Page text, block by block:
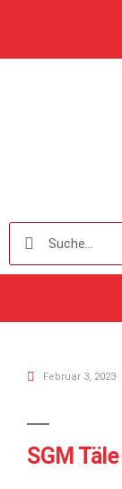
Februar 3, 2023
SGM